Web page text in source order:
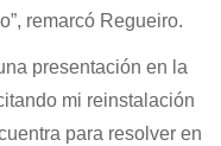
remarcó Regueiro.
presentación en la
mi reinstalación
para resolver en